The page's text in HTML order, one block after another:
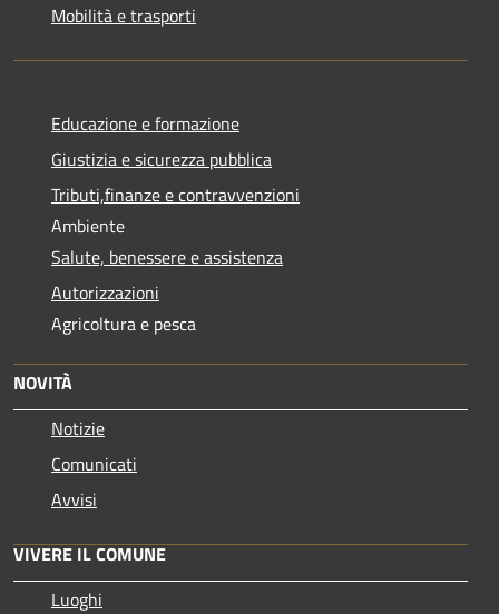
Mobilità e trasporti
Educazione e formazione
Giustizia e sicurezza pubblica
Tributi,finanze e contravvenzioni
Ambiente
Salute, benessere e assistenza
Autorizzazioni
Agricoltura e pesca
NOVITÀ
Notizie
Comunicati
Avvisi
VIVERE IL COMUNE
Luoghi